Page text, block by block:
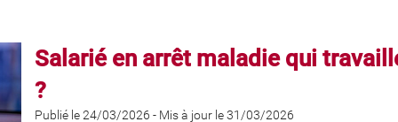
Salarié en arrêt maladie qui
?
Publié le 24/03/2026 - Mis à jour le 31/03/2026